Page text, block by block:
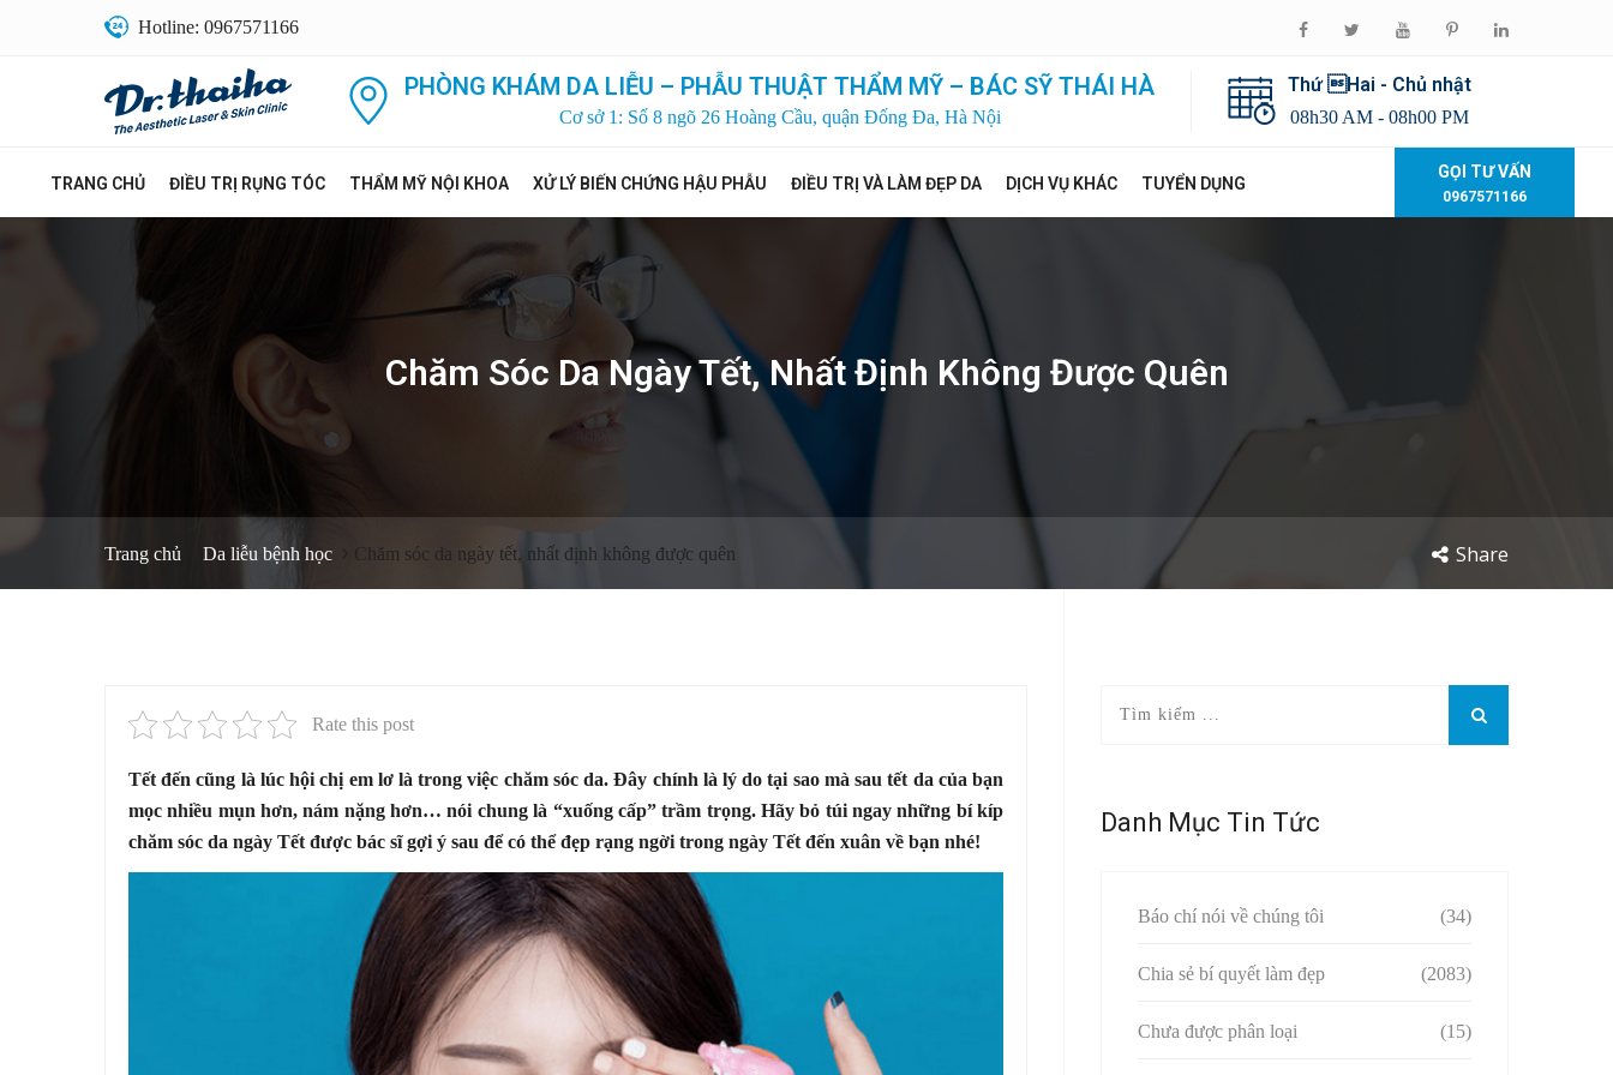
Hotline: 0967571166
PHÒNG KHÁM DA LIỄU – PHẪU THUẬT THẨM MỸ – BÁC SỸ THÁI HÀ
Cơ sở 1: Số 8 ngõ 26 Hoàng Cầu, quận Đống Đa, Hà Nội
Thứ Hai - Chủ nhật
08h30 AM - 08h00 PM
TRANG CHỦ ĐIỀU TRỊ RỤNG TÓC THẨM MỸ NỘI KHOA XỬ LÝ BIẾN CHỨNG HẬU PHẪU ĐIỀU TRỊ VÀ LÀM ĐẸP DA DỊCH VỤ KHÁC TUYỂN DỤNG
GỌI TƯ VẤN
0967571166
Chăm Sóc Da Ngày Tết, Nhất Định Không Được Quên
Trang chủ Da liễu bệnh học Chăm sóc da ngày tết, nhất định không được quên Share
Rate this post
Tết đến cũng là lúc hội chị em lơ là trong việc chăm sóc da. Đây chính là lý do tại sao mà sau tết da của bạn
mọc nhiều mụn hơn, nám nặng hơn… nói chung là “xuống cấp” trầm trọng. Hãy bỏ túi ngay những bí kíp
chăm sóc da ngày Tết được bác sĩ gợi ý sau để có thể đẹp rạng ngời trong ngày Tết đến xuân về bạn nhé!
Danh Mục Tin Tức
Báo chí nói về chúng tôi (34)
Chia sẻ bí quyết làm đẹp (2083)
Chưa được phân loại (15)